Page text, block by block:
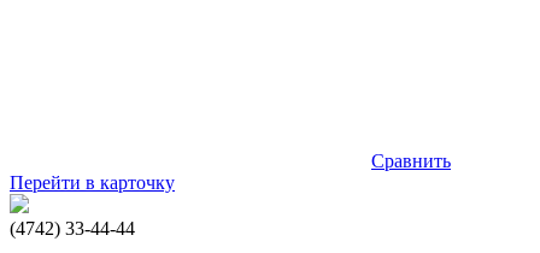
Сравнить
Перейти в карточку
(4742) 33-44-44